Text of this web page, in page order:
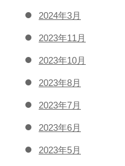
2024年3月
2023年11月
2023年10月
2023年8月
2023年7月
2023年6月
2023年5月